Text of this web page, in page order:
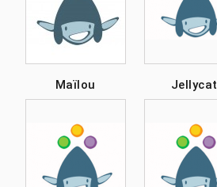
Maïlou Jellycat